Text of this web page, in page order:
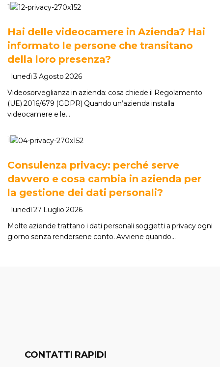
1
Hai delle videocamere in Azienda? Hai
informato le persone che transitano
della loro presenza?
lunedì 3 Agosto 2026
Videosorveglianza in azienda: cosa chiede il Regolamento
(UE) 2016/679 (GDPR) Quando un’azienda installa
videocamere e le…
1
Consulenza privacy: perché serve
davvero e cosa cambia in azienda per
la gestione dei dati personali?
lunedì 27 Luglio 2026
Molte aziende trattano i dati personali soggetti a privacy ogni
giorno senza rendersene conto. Avviene quando…
CONTATTI RAPIDI